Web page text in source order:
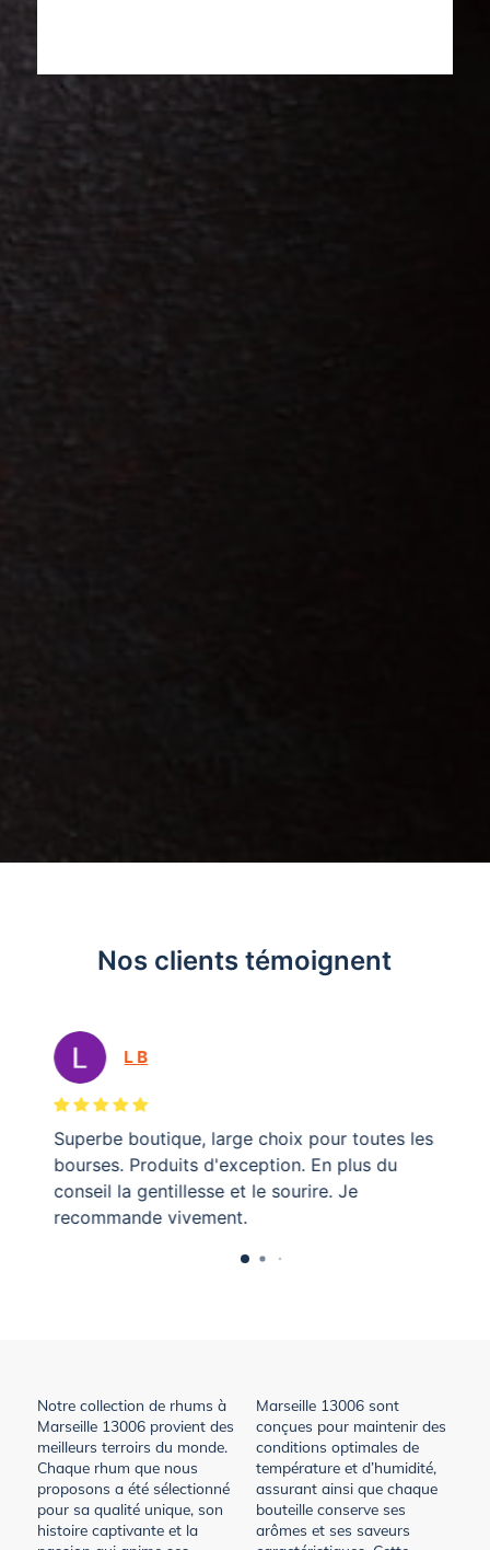
Nos clients témoignent
L B
Superbe boutique, large choix pour toutes les
bourses. Produits d'exception. En plus du
conseil la gentillesse et le sourire. Je
recommande vivement.
Notre collection de rhums à
Marseille 13006 provient des
meilleurs terroirs du monde.
Chaque rhum que nous
proposons a été sélectionné
pour sa qualité unique, son
histoire captivante et la
Marseille 13006 sont
conçues pour maintenir des
conditions optimales de
température et d’humidité,
assurant ainsi que chaque
bouteille conserve ses
arômes et ses saveurs